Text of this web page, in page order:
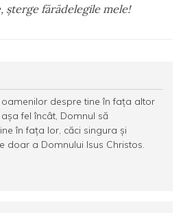
şterge fărădelegile mele!
despre tine în faţa altor
fel încât, Domnul să
în faţa lor, căci singura şi
doar a Domnului Isus Christos.